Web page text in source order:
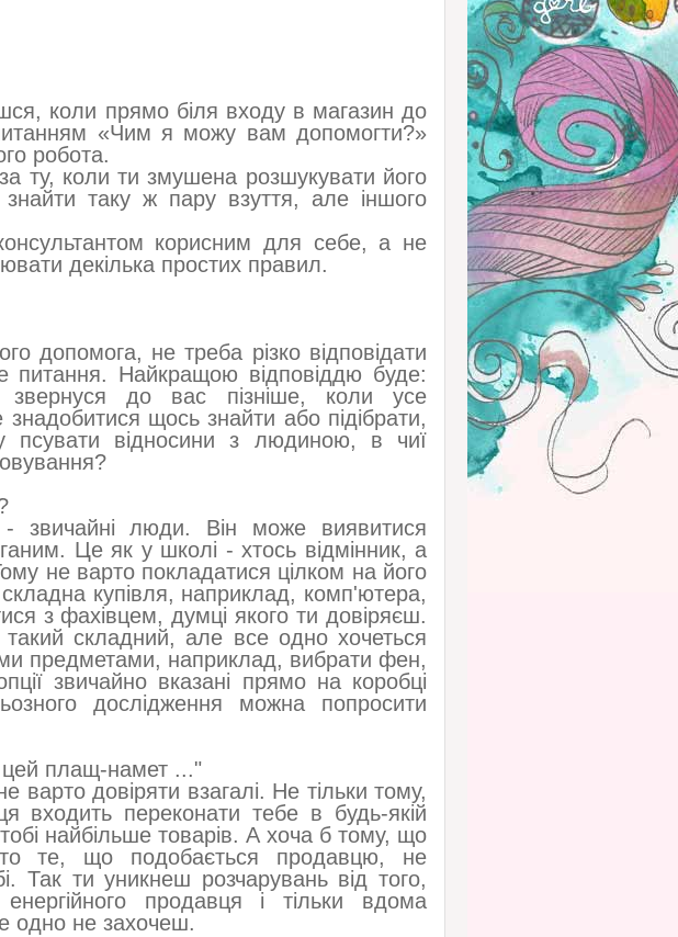
коли прямо біля входу в магазин до
питанням «Чим я можу вам допомогти?»
робота.
ту, коли ти змушена розшукувати його
таку ж пару взуття, але іншого
корисним для себе, а не
декілька простих правил.
допомога, не треба різко відповідати
питання. Найкращою відповіддю буде:
до вас пізніше, коли усе
щось знайти або підібрати,
псувати відносини з людиною, в чиї
- звичайні люди. Він може виявитися
Це як у школі - хтось відмінник, а
не варто покладатися цілком на його
купівля, наприклад, комп'ютера,
з фахівцем, думці якого ти довіряєш.
складний, але все одно хочеться
предметами, наприклад, вибрати фен,
звичайно вказані прямо на коробці
дослідження можна попросити
плащ-намет ..."
довіряти взагалі. Не тільки тому,
входить переконати тебе в будь-якій
найбільше товарів. А хоча б тому, що
те, що подобається продавцю, не
Так ти уникнеш розчарувань від того,
продавця і тільки вдома
одно не захочеш.